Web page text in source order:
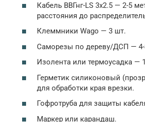
Кабель ВВГнг-LS 3х2.5 — 2-5
расстояния до
Клеммники Wago — 3 шт.
Саморезы по дереву/ДСП —
Изолента или термоусадка —
Герметик силиконовый
для обработки края врезки.
Гофротруба для защиты
Маркер или карандаш.